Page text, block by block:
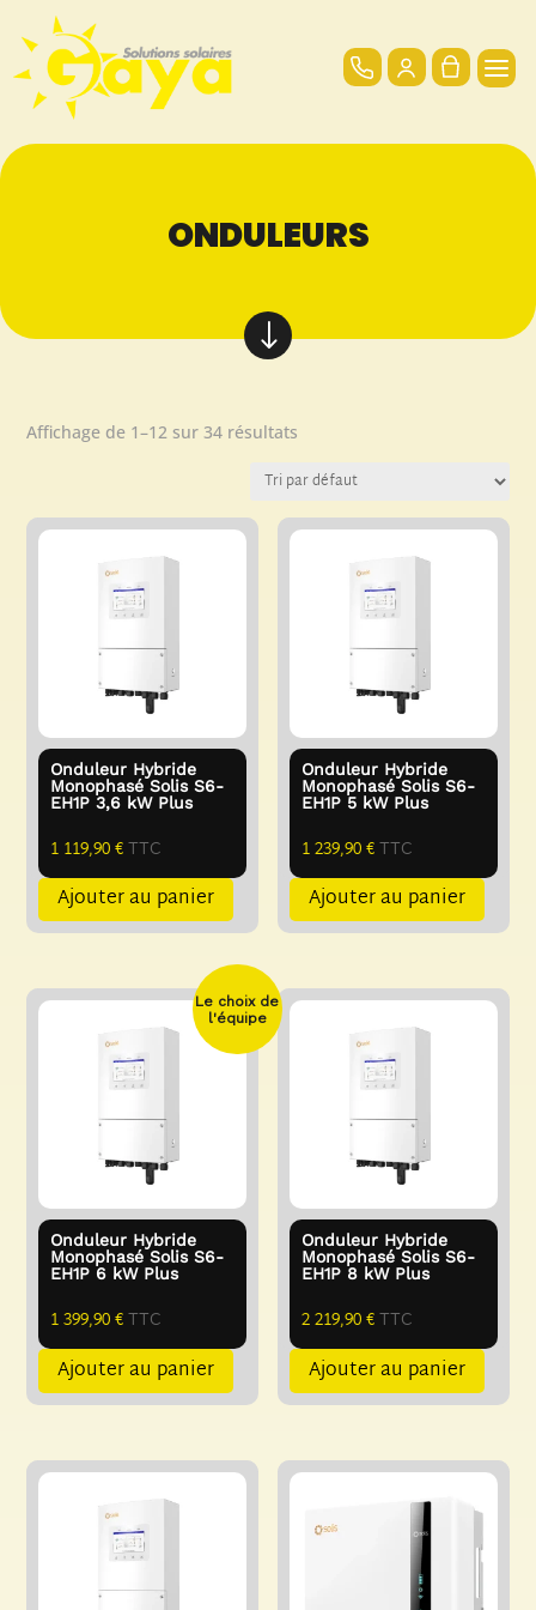
ONDULEURS
"
Affichage de 1–12 sur 34 résultats
Onduleur Hybride
Monophasé Solis S6-
EH1P 3,6 kW Plus
1 119,90€TTC
Ajouter au panier
Onduleur Hybride
Monophasé Solis S6-
EH1P 5 kW Plus
1 239,90€TTC
Ajouter au panier
Le choix de
l'équipe
Onduleur Hybride
Monophasé Solis S6-
EH1P 6 kW Plus
1 399,90€TTC
Ajouter au panier
Onduleur Hybride
Monophasé Solis S6-
EH1P 8 kW Plus
2 219,90€TTC
Ajouter au panier